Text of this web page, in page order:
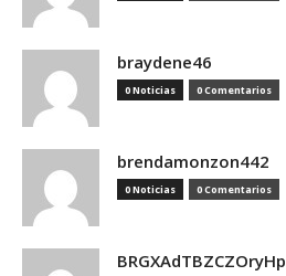
braydene46
0 Noticias 0 Comentarios
brendamonzon442
0 Noticias 0 Comentarios